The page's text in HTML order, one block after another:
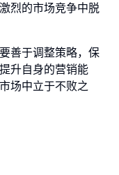
烈的市场竞争中脱
善于调整策略，保
升自身的营销能
场中立于不败之